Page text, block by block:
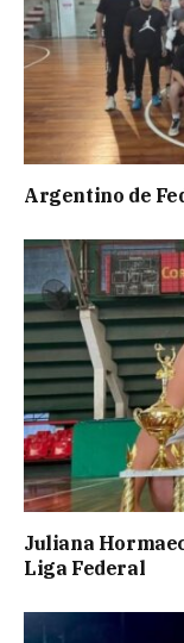
Argentino de
Juliana
Liga Federal